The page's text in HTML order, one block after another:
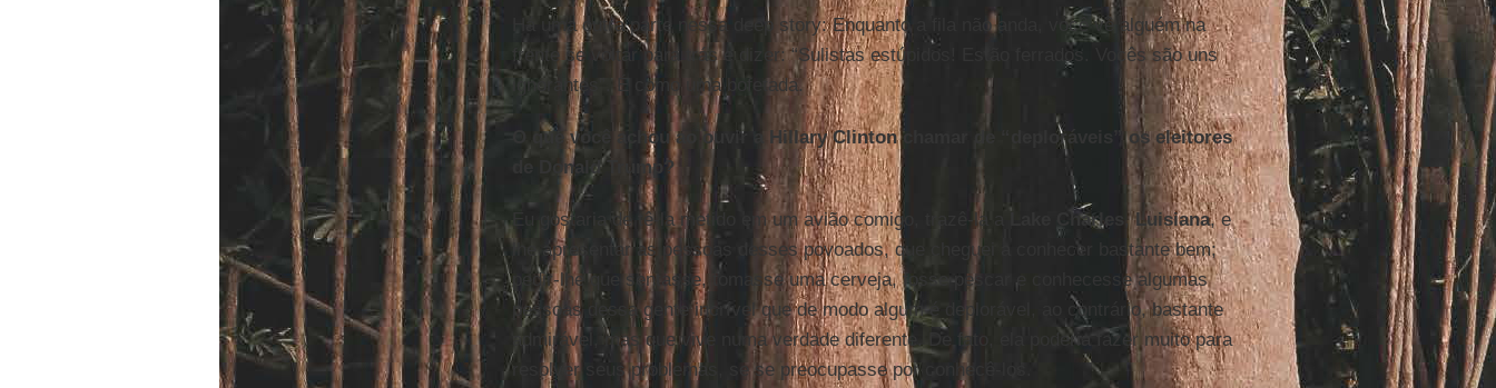
Há uma outra parte nessa deep story: Enquanto a fila não anda, você vê alguém na
frente se voltar para trás e dizer: “Sulistas estúpidos! Estão ferrados. Vocês são uns
ignorantes”. É como uma bofetada.
O que você achou ao ouvir a Hillary Clinton chamar de “deploráveis” os eleitores
de Donald Trump?
Eu gostaria de tê-la metido em um avião comigo, trazê-la a Lake Charles ,Luisiana, e
lhe apresentar as pessoas desses povoados, que cheguei a conhecer bastante bem;
pedir-lhe que sentasse, tomasse uma cerveja, fosse pescar e conhecesse algumas
pessoas dessa gente incrível que de modo algum é deplorável, ao contrário, bastante
admirável, mas que vive numa verdade diferente. De fato, ela poderia fazer muito para
resolver seus problemas, se se preocupasse por conhecê-los.